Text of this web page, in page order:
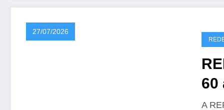
27/07/2026
60
A